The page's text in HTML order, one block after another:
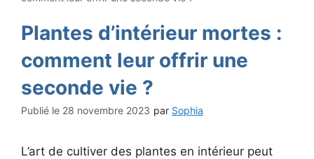
Plantes d’intérieur mortes :
comment leur offrir une
seconde vie ?
28 novembre 2023 par Sophia
L’art de cultiver des plantes en intérieur peut